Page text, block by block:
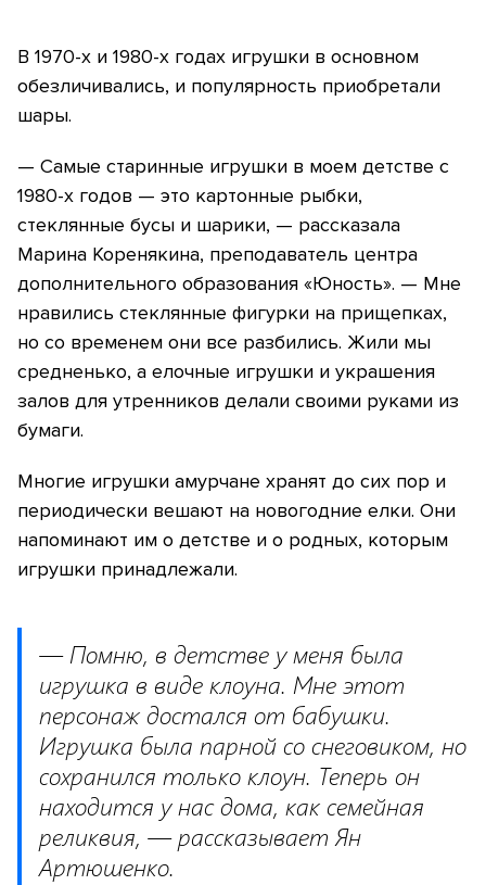
В 1970-х и 1980-х годах игрушки в основном
обезличивались, и популярность приобретали
шары.
— Самые старинные игрушки в моем детстве с
1980-х годов — это картонные рыбки,
стеклянные бусы и шарики, — рассказала
Марина Коренякина, преподаватель центра
дополнительного образования «Юность». — Мне
нравились стеклянные фигурки на прищепках,
но со временем они все разбились. Жили мы
средненько, а елочные игрушки и украшения
залов для утренников делали своими руками из
бумаги.
Многие игрушки амурчане хранят до сих пор и
периодически вешают на новогодние елки. Они
напоминают им о детстве и о родных, которым
игрушки принадлежали.
— Помню, в детстве у меня была
игрушка в виде клоуна. Мне этот
персонаж достался от бабушки.
Игрушка была парной со снеговиком, но
сохранился только клоун. Теперь он
находится у нас дома, как семейная
реликвия, — рассказывает Ян
Артюшенко.